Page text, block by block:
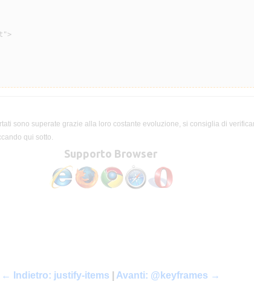
sono superate grazie alla loro costante evoluzione, si consiglia di
qui sotto.
Supporto Browser
← Indietro: justify-items Avanti: @keyframes →